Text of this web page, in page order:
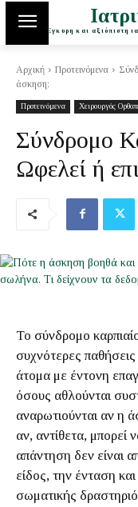
Έγκυρη και αξιόπιστη
Αρχική Προτεινόμενα
άσκηση;
Προτεινόμενα Χειρουργός
Σύνδρομο
Ωφελεί ή
Το σύνδρομο
συχνότερες
άτομα με έντονη
όσους αθλούνται
αναρωτιούνται αν η
αν, αντίθετα, μπορεί
απάντηση δεν είναι
είδος, την ένταση
σωματικής